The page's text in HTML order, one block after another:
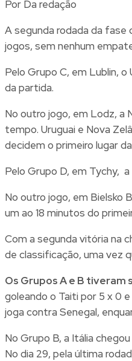
Por Da redação
A segunda rodada da
jogos, sem nenhum
Pelo Grupo C, em Lublin,
da partida.
No outro jogo, em Lodz, a
tempo. Uruguai e Nova
decidem o primeiro lugar
Pelo Grupo D, em Tychy,
No outro jogo, em Bielsko
um ao 18 minutos do
Com a segunda vitória na
de classificação, uma vez
Os Grupos A e B tiveram
goleando o Taiti por 5 x 0
joga contra Senegal,
No Grupo B, a Itália
No dia 29, pela última